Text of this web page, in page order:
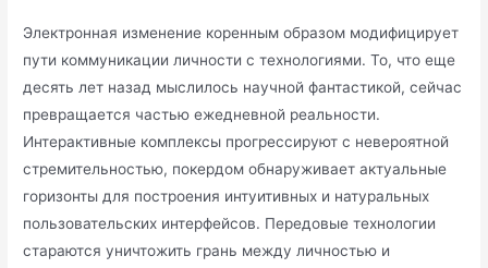
Электронная изменение коренным образом модифицирует
пути коммуникации личности с технологиями. То, что еще
десять лет назад мыслилось научной фантастикой, сейчас
превращается частью ежедневной реальности.
Интерактивные комплексы прогрессируют с невероятной
стремительностью, покердом обнаруживает актуальные
горизонты для построения интуитивных и натуральных
пользовательских интерфейсов. Передовые технологии
стараются уничтожить грань между личностью и